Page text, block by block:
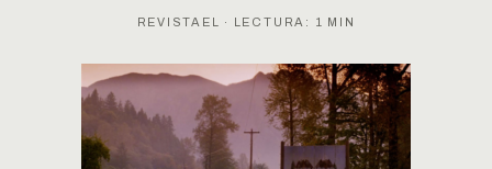
REVISTAEL · LECTURA: 1 MIN